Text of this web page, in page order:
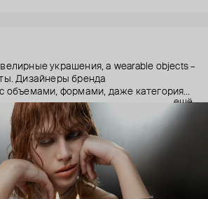
украшения, а wearable objects –
Дизайнеры бренда
объемами, формами, даже категориями
только на шею, но и на тело). В
лаконичные украшения, но всегда с
колье с пирсингом, шипованные
Украшения OMUT носят стилисты,
и лидеры мнений: Алексей
Валя Карнавал и многие другие.
Drop бренд выпустил коллекцию
ещё